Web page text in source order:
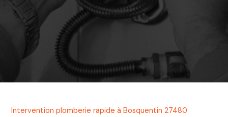
Intervention plomberie rapide à Bosquentin 27480